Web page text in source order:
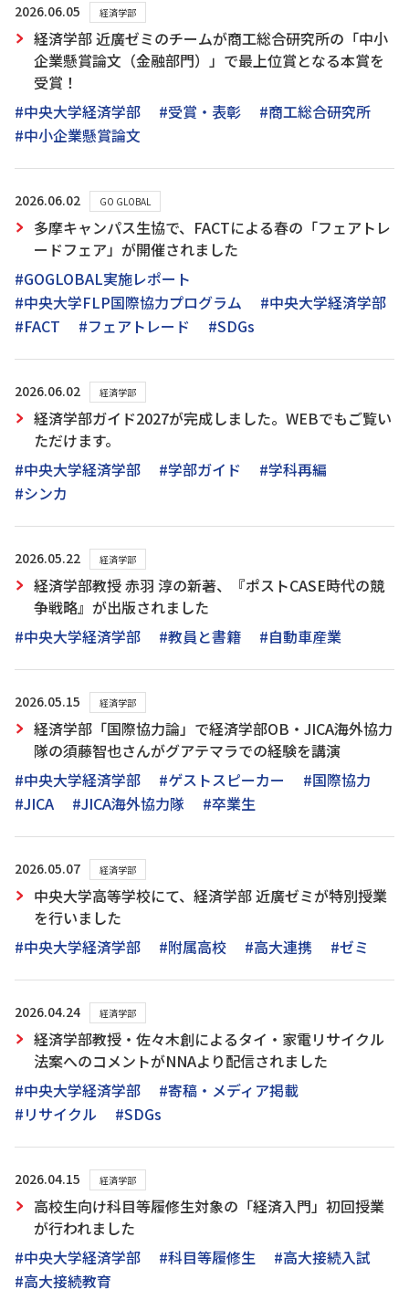
2026.06.05 経済学部
経済学部 近廣ゼミのチームが商工総合研究所の「中小
企業懸賞論文（金融部門）」で最上位賞となる本賞を
受賞！
#中央大学経済学部
#受賞・表彰
#商工総合研究所
#中小企業懸賞論文
2026.06.02 GO GLOBAL
多摩キャンパス生協で、FACTによる春の「フェアトレ
ードフェア」が開催されました
#GOGLOBAL実施レポート
#中央大学FLP国際協力プログラム
#中央大学経済学部
#FACT
#フェアトレード #SDGs
2026.06.02 経済学部
経済学部ガイド2027が完成しました。WEBでもご覧い
ただけます。
#中央大学経済学部
#学部ガイド
#学科再編
#シンカ
2026.05.22 経済学部
経済学部教授 赤羽 淳の新著、『ポストCASE時代の競
争戦略』が出版されました
#中央大学経済学部
#教員と書籍 #自動車産業
2026.05.15 経済学部
経済学部「国際協力論」で経済学部OB・JICA海外協力
隊の須藤智也さんがグアテマラでの経験を講演
#中央大学経済学部
#ゲストスピーカー
#国際協力
#JICA
#JICA海外協力隊 #卒業生
2026.05.07 経済学部
中央大学高等学校にて、経済学部 近廣ゼミが特別授業
を行いました
#中央大学経済学部
#附属高校 #高大連携 #ゼミ
2026.04.24 経済学部
経済学部教授・佐々木創によるタイ・家電リサイクル
法案へのコメントがNNAより配信されました
#中央大学経済学部
#寄稿・メディア掲載
#リサイクル
#SDGs
2026.04.15 経済学部
高校生向け科目等履修生対象の「経済入門」初回授業
が行われました
#中央大学経済学部
#科目等履修生
#高大接続入試
#高大接続教育